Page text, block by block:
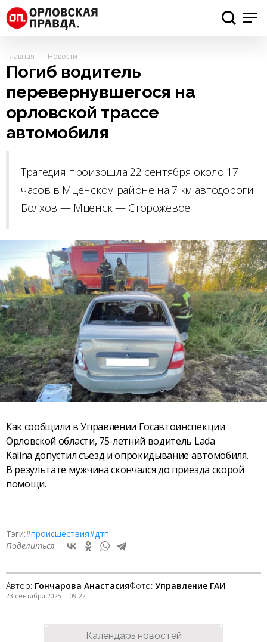
Главная Новости
Погиб водитель
перевернувшегося на
орловской трассе
автомобиля
Трагедия произошла 22 сентября около 17
часов в Мценском районе на 7 км автодороги
Болхов — Мценск — Сторожевое.
Как сообщили в Управлении Госавтоинспекции
Орловской области, 75-летний водитель Lada
Kalina допустил съезд и опрокидывание автомобиля.
В результате мужчина скончался до приезда скорой
помощи.
Тэги:#происшествия#дтп
Поделиться —
Автор: Гончарова АнастасияФото: Управление ГАИ
23 сентября 2025 г. 09:22
Календарь новостей